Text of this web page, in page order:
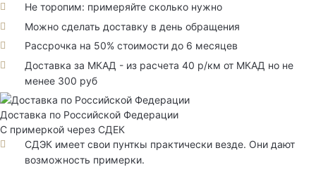
Не торопим: примеряйте сколько нужно
Можно сделать доставку в день обращения
Рассрочка на 50% стоимости до 6 месяцев
Доставка за МКАД - из расчета 40 р/км от МКАД но не
менее 300 руб
Доставка по Российской Федерации
С примеркой через СДЕК
СДЭК имеет свои пунткы практически везде. Они дают
возможность примерки.